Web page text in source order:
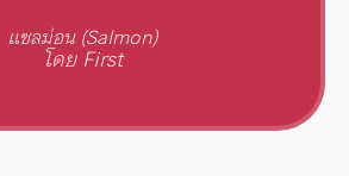
แซลม่อน (Salmon)
โดย First